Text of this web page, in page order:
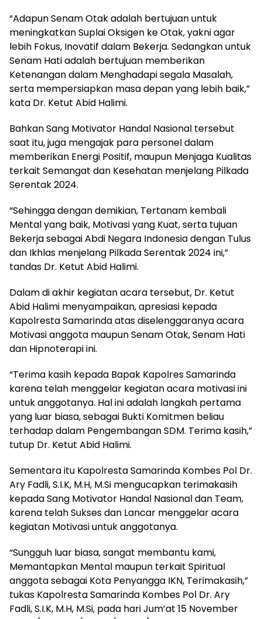
“Adapun Senam Otak adalah bertujuan untuk
meningkatkan Suplai Oksigen ke Otak, yakni agar
lebih Fokus, Inovatif dalam Bekerja. Sedangkan untuk
Senam Hati adalah bertujuan memberikan
Ketenangan dalam Menghadapi segala Masalah,
serta mempersiapkan masa depan yang lebih baik,”
kata Dr. Ketut Abid Halimi.
Bahkan Sang Motivator Handal Nasional tersebut
saat itu, juga mengajak para personel dalam
memberikan Energi Positif, maupun Menjaga Kualitas
terkait Semangat dan Kesehatan menjelang Pilkada
Serentak 2024.
“Sehingga dengan demikian, Tertanam kembali
Mental yang baik, Motivasi yang Kuat, serta tujuan
Bekerja sebagai Abdi Negara Indonesia dengan Tulus
dan Ikhlas menjelang Pilkada Serentak 2024 ini,”
tandas Dr. Ketut Abid Halimi.
Dalam di akhir kegiatan acara tersebut, Dr. Ketut
Abid Halimi menyampaikan, apresiasi kepada
Kapolresta Samarinda atas diselenggaranya acara
Motivasi anggota maupun Senam Otak, Senam Hati
dan Hipnoterapi ini.
“Terima kasih kepada Bapak Kapolres Samarinda
karena telah menggelar kegiatan acara motivasi ini
untuk anggotanya. Hal ini adalah langkah pertama
yang luar biasa, sebagai Bukti Komitmen beliau
terhadap dalam Pengembangan SDM. Terima kasih,”
tutup Dr. Ketut Abid Halimi.
Sementara itu Kapolresta Samarinda Kombes Pol Dr.
Ary Fadli, S.I.K, M.H, M.Si mengucapkan terimakasih
kepada Sang Motivator Handal Nasional dan Team,
karena telah Sukses dan Lancar menggelar acara
kegiatan Motivasi untuk anggotanya.
“Sungguh luar biasa, sangat membantu kami,
Memantapkan Mental maupun terkait Spiritual
anggota sebagai Kota Penyangga IKN, Terimakasih,”
tukas Kapolresta Samarinda Kombes Pol Dr. Ary
Fadli, S.I.K, M.H, M.Si, pada hari Jum’at 15 November